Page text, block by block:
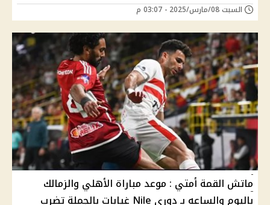
السبت 08/مارس/2025 - 03:07 م
ماتش القمة أمتي : موعد مباراة الأهلي والزمالك
باليوم والساعه بـ دوري Nile غيابات بالجملة تضرب